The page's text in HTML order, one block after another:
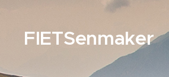
FIETSenmaker